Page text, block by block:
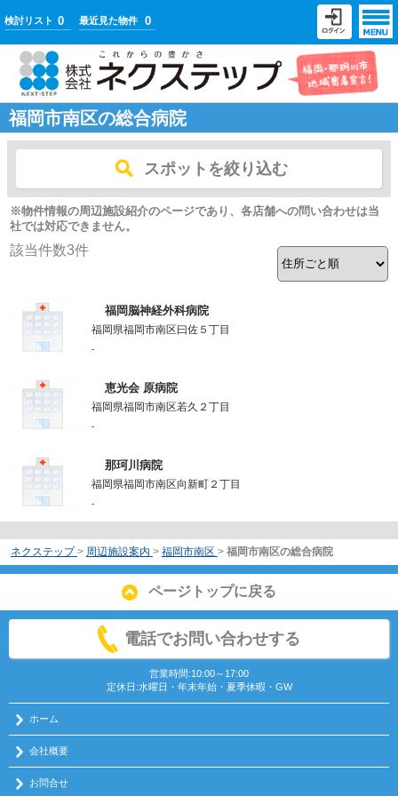
検討リスト 0 最近見た物件 0
福岡市南区の総合病院
スポットを絞り込む
※物件情報の周辺施設紹介のページであり、各店舗への問い合わせは当
社では対応できません。
該当件数3件
福岡脳神経外科病院
福岡県福岡市南区曰佐５丁目
-
恵光会 原病院
福岡県福岡市南区若久２丁目
-
那珂川病院
福岡県福岡市南区向新町２丁目
-
ネクステップ > 周辺施設案内 > 福岡市南区 > 福岡市南区の総合病院
ページトップに戻る
電話でお問い合わせする
営業時間:10:00～17:00
定休日:水曜日・年末年始・夏季休暇・GW
ホーム
会社概要
お問合せ